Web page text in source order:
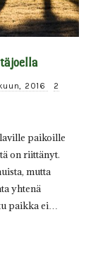
2016
2
paikoille
on riittänyt.
mutta
yhtenä
paikka ei…